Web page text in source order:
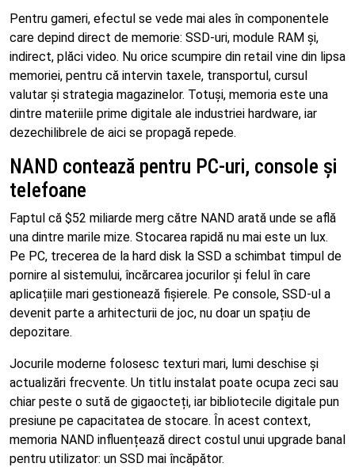
Pentru gameri, efectul se vede mai ales în componentele
care depind direct de memorie: SSD-uri, module RAM și,
indirect, plăci video. Nu orice scumpire din retail vine din lipsa
memoriei, pentru că intervin taxele, transportul, cursul
valutar și strategia magazinelor. Totuși, memoria este una
dintre materiile prime digitale ale industriei hardware, iar
dezechilibrele de aici se propagă repede.
NAND contează pentru PC-uri, console și
telefoane
Faptul că $52 miliarde merg către NAND arată unde se află
una dintre marile mize. Stocarea rapidă nu mai este un lux.
Pe PC, trecerea de la hard disk la SSD a schimbat timpul de
pornire al sistemului, încărcarea jocurilor și felul în care
aplicațiile mari gestionează fișierele. Pe console, SSD-ul a
devenit parte a arhitecturii de joc, nu doar un spațiu de
depozitare.
Jocurile moderne folosesc texturi mari, lumi deschise și
actualizări frecvente. Un titlu instalat poate ocupa zeci sau
chiar peste o sută de gigaocteți, iar bibliotecile digitale pun
presiune pe capacitatea de stocare. În acest context,
memoria NAND influențează direct costul unui upgrade banal
pentru utilizator: un SSD mai încăpător.